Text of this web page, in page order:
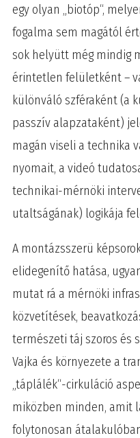
egy olyan „biotóp“,
fogalma sem magától
sok helyütt még mindig
érintetlen felületként –
különváló szféraként (a
passzív alapzataként)
magán viseli a technika
nyomait, a videó
technikai-mérnöki
utaltságának) logikája
A montázsszerü
elidegenítő hatása,
mutat rá a mérnöki
közvetítések,
természeti táj szoros és
Vajka és környezete a
„táplálék“-cirkuláció
miközben minden, amit
folytonosan átalakulóban